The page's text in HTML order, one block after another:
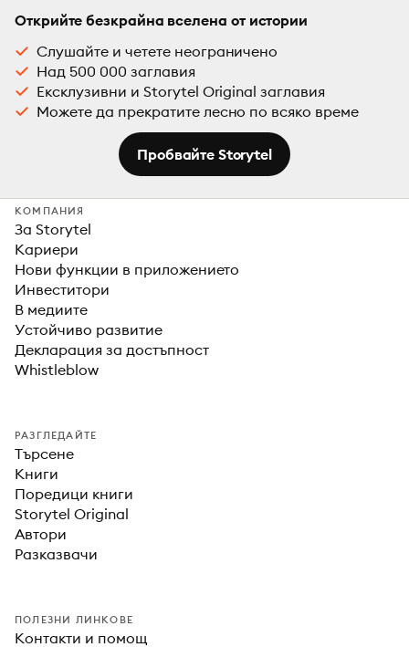
Открийте безкрайна вселена от истории
Слушайте и четете неограничено
Над 500 000 заглавия
Ексклузивни и Storytel Original заглавия
Можете да прекратите лесно по всяко време
Пробвайте Storytel
КОМПАНИЯ
За Storytel
Кариери
Нови функции в приложението
Инвеститори
В медиите
Устойчиво развитие
Декларация за достъпност
Whistleblow
РАЗГЛЕДАЙТЕ
Търсене
Книги
Поредици книги
Storytel Original
Автори
Разказвачи
ПОЛЕЗНИ ЛИНКОВЕ
Контакти и помощ